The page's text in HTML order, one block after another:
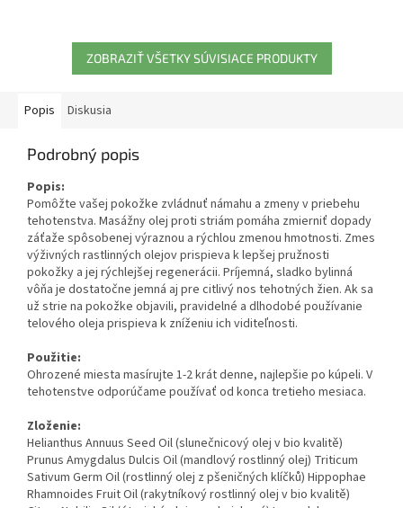
ZOBRAZIŤ VŠETKY SÚVISIACE PRODUKTY
Popis Diskusia
Podrobný popis
Popis:
Pomôžte vašej pokožke zvládnuť námahu a zmeny v priebehu
tehotenstva. Masážny olej proti striám pomáha zmierniť dopady
záťaže spôsobenej výraznou a rýchlou zmenou hmotnosti. Zmes
výživných rastlinných olejov prispieva k lepšej pružnosti
pokožky a jej rýchlejšej regenerácii. Príjemná, sladko bylinná
vôňa je dostatočne jemná aj pre citlivý nos tehotných žien. Ak sa
už strie na pokožke objavili, pravidelné a dlhodobé používanie
telového oleja prispieva k zníženiu ich viditeľnosti.
Použitie:
Ohrozené miesta masírujte 1-2 krát denne, najlepšie po kúpeli. V
tehotenstve odporúčame používať od konca tretieho mesiaca.
Zloženie:
Helianthus Annuus Seed Oil (slunečnicový olej v bio kvalitě)
Prunus Amygdalus Dulcis Oil (mandlový rostlinný olej) Triticum
Sativum Germ Oil (rostlinný olej z pšeničných klíčků) Hippophae
Rhamnoides Fruit Oil (rakytníkový rostlinný olej v bio kvalitě)